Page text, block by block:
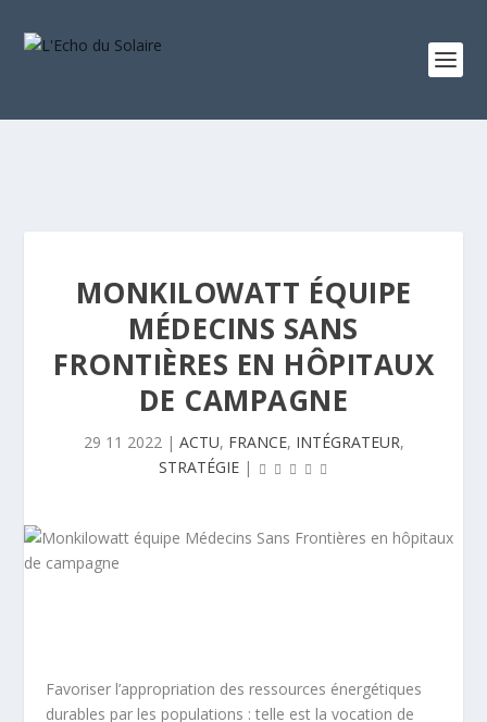
MONKILOWATT ÉQUIPE
MÉDECINS SANS
FRONTIÈRES EN HÔPITAUX
DE CAMPAGNE
29 11 2022| ACTU, FRANCE, INTÉGRATEUR,
STRATÉGIE |
Favoriser l’appropriation des ressources énergétiques
durables par les populations : telle est la vocation de